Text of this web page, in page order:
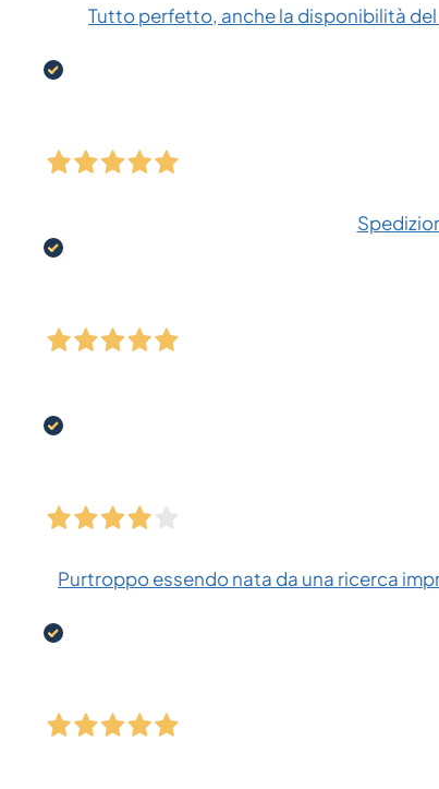
Tutto perfetto, anche la disponibilità
Purtroppo essendo nata da una ricerca